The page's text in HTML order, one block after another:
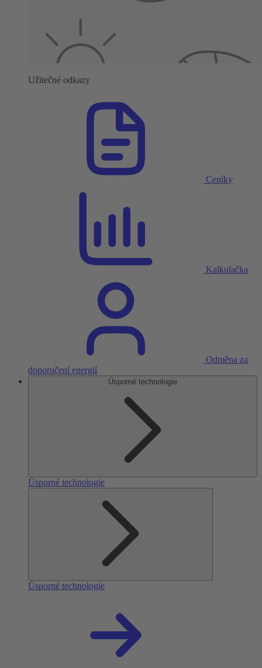
Užitečné odkazy
Ceníky
Kalkulačka
Odměna za
doporučení energií
Úsporné technologie
Úsporné technologie
Úsporné technologie